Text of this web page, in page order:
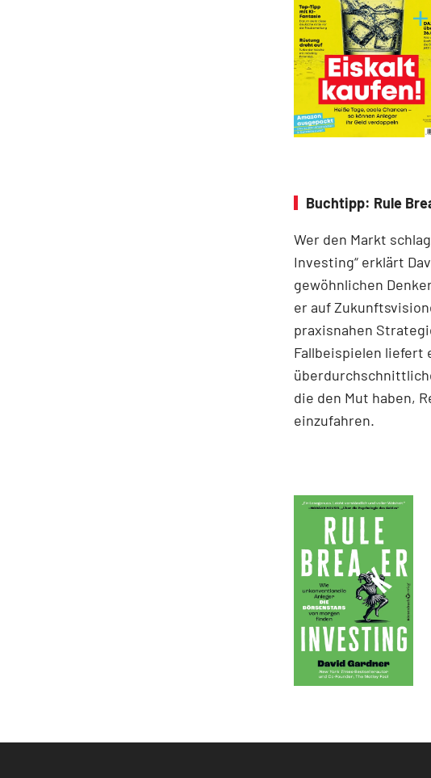
Buchtipp: Rule
Wer den Markt
Investing“ erklärt
gewöhnlichen
er auf
praxisnahen
Fallbeispielen liefert
die den Mut haben,
einzufahren.